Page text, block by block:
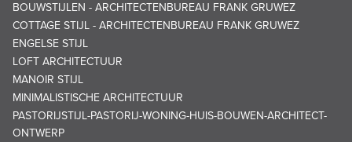
BOUWSTIJLEN - ARCHITECTENBUREAU FRANK GRUWEZ
COTTAGE STIJL - ARCHITECTENBUREAU FRANK GRUWEZ
ENGELSE STIJL
LOFT ARCHITECTUUR
MANOIR STIJL
MINIMALISTISCHE ARCHITECTUUR
PASTORIJSTIJL-PASTORIJ-WONING-HUIS-BOUWEN-ARCHITECT-
ONTWERP